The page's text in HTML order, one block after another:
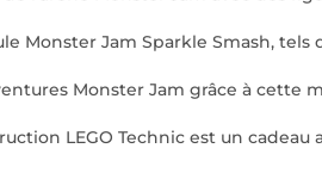
Monster Jam Sparkle Smash, tels
Monster Jam grâce à cette
LEGO Technic est un